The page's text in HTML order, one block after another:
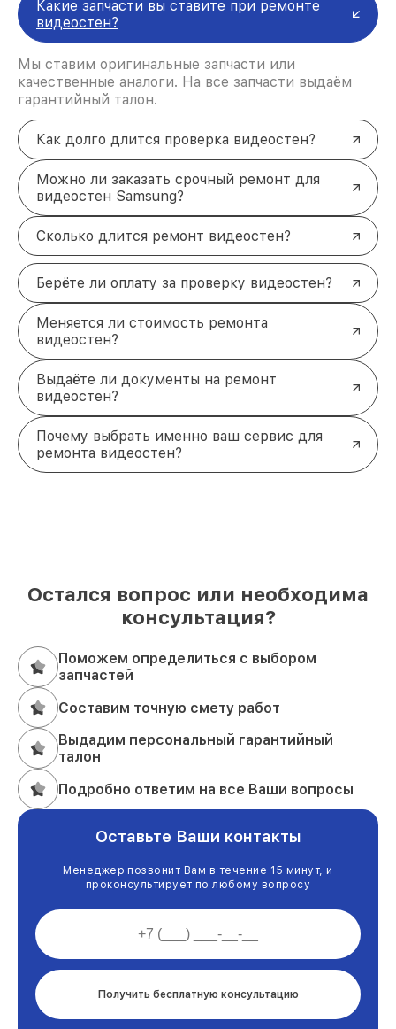
высокую скорость выполнения работ:
Оперативная диагностика
: точное выявление
неисправностей за короткое время.
Качественные запчасти: использование
оригинальных компонентов для замены
изношенных деталей.
Прозрачная цена
без скрытых доплат.
Доставка устройства: возможность
организовать транспортировку до сервисного
центра и обратно.
Ваш надёжный помощник в
ремонте видеостен Samsung
Если видеостена вышла из строя, не стоит
мириться с неудобствами. Опытные мастера
оперативно вернут её к полноценной работе,
устранив любые неисправности. Для записи на
диагностику или получения консультации
свяжитесь с нами по телефону +7 (863) 209-79-87
или посетите наш офис по адресу проспект
Стачки, 200/1к1.
Какие запчасти вы ставите при ремонте
видеостен?
Мы ставим оригинальные запчасти или
качественные аналоги. На все запчасти выдаём
гарантийный талон.
Как долго длится проверка видеостен?
Можно ли заказать срочный ремонт для
видеостен Samsung?
Сколько длится ремонт видеостен?
Берёте ли оплату за проверку видеостен?
Меняется ли стоимость ремонта
видеостен?
Выдаёте ли документы на ремонт
видеостен?
Почему выбрать именно ваш сервис для
ремонта видеостен?
Остался вопрос или необходима
консультация?
Поможем определиться с выбором
запчастей
Составим точную смету работ
Выдадим персональный гарантийный
талон
Подробно ответим на все Ваши вопросы
Оставьте Ваши контакты
Менеджер позвонит Вам в течение 15 минут, и
проконсультирует по любому вопросу
Получить бесплатную консультацию